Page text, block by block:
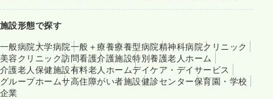
施設形態で探す
一般病院大学病院一般＋療養療養型病院精神科病院クリニック
美容クリニック訪問看護介護施設特別養護老人ホーム
介護老人保健施設有料老人ホームデイケア・デイサービス
グループホームサ高住障がい者施設健診センター保育園・学校
企業